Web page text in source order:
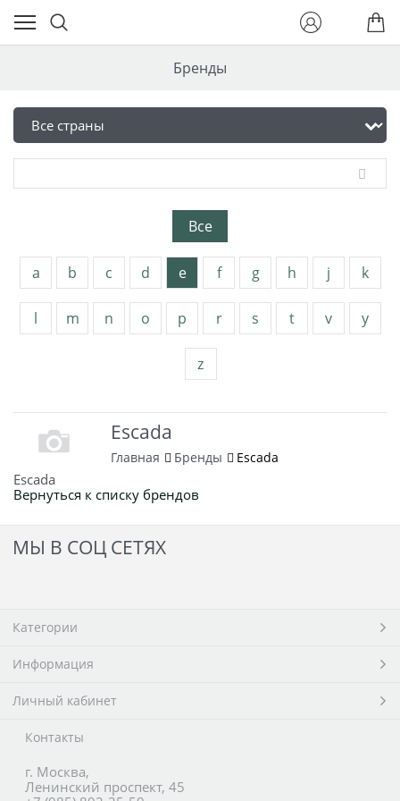
Бренды
Все
a b c d e f g h j k
l m n o p r s t v y
z
Escada
Главная Бренды Escada
Escada
Вернуться к списку брендов
МЫ В СОЦ СЕТЯХ
Категории
Информация
Личный кабинет
Контакты
г. Москва,
Ленинский проспект, 45